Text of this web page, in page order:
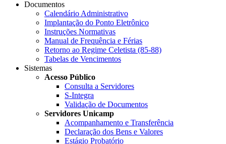
Documentos
Calendário Administrativo
Implantação do Ponto Eletrônico
Instruções Normativas
Manual de Frequência e Férias
Retorno ao Regime Celetista (85-88)
Tabelas de Vencimentos
Sistemas
Acesso Público
Consulta a Servidores
S-Integra
Validação de Documentos
Servidores Unicamp
Acompanhamento e Transferência
Declaração dos Bens e Valores
Estágio Probatório